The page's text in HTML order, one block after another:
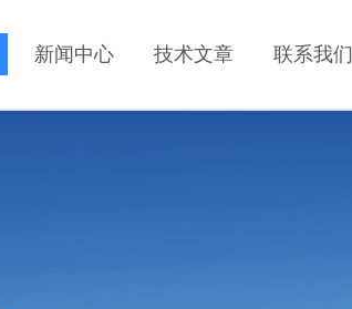
新闻中心 技术文章 联系我们